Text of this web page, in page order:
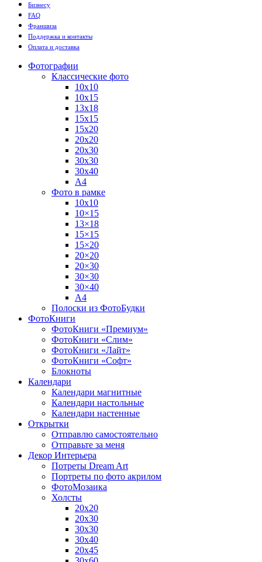
Бизнесу
FAQ
Франшиза
Поддержка и контакты
Оплата и доставка
Фотографии
Классические фото
10х10
10х15
13х18
15х15
15х20
20х20
20х30
30х30
30х40
А4
Фото в рамке
10х10
10×15
13×18
15×15
15×20
20×20
20×30
30×30
30×40
A4
Полоски из ФотоБудки
ФотоКниги
ФотоКниги «Премиум»
ФотоКниги «Слим»
ФотоКниги «Лайт»
ФотоКниги «Софт»
Блокноты
Календари
Календари магнитные
Календари настольные
Календари настенные
Открытки
Отправлю самостоятельно
Отправьте за меня
Декор Интерьера
Потреты Dream Art
Портреты по фото акрилом
ФотоМозаика
Холсты
20х20
20х30
30х30
30х40
20х45